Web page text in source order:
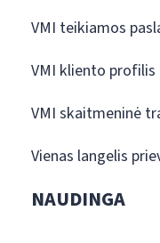
VMI teikiamos
VMI kliento profilis
VMI skaitmeninė
Vienas langelis
NAUDINGA